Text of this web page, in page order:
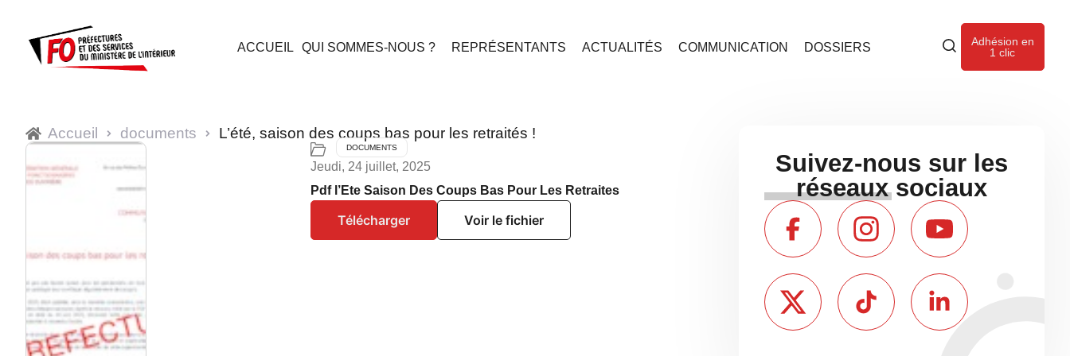
ACCUEIL QUI SOMMES-NOUS ? REPRÉSENTANTS ACTUALITÉS COMMUNICATION DOSSIERS
Adhésion en
1 clic
Accueil documents L’été, saison des coups bas pour les retraités !
DOCUMENTS
Jeudi, 24 juillet, 2025
Pdf l’Ete Saison Des Coups Bas Pour Les Retraites
Télécharger Voir le fichier
Suivez-nous sur les
réseaux sociaux